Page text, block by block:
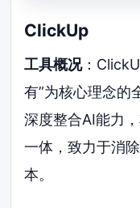
ClickUp
工具概况：
有”为核心理念的
深度整合AI能力
一体，致力于消
本。